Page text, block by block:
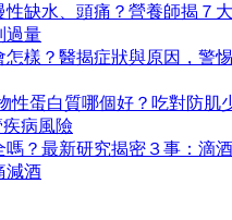
缺水、頭痛？營養師揭７大
過量
怎樣？醫揭症狀與原因，警
性蛋白質哪個好？吃對防肌
疾病風險
嗎？最新研究揭密３事：滴
減酒